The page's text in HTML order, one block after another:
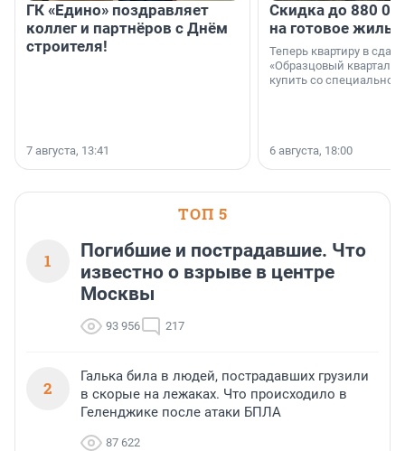
ГК «Едино» поздравляет
коллег и партнёров с Днём
строителя!
7 августа, 13:41
Скидка до 880
на готовое
Теперь квартиру в
«Образцовый квартал
купить со специальной
6 августа, 18:00
ТОП 5
1
Погибшие и пострадавшие. Что
известно о взрыве в центре
Москвы
93 956 217
2
Галька била в людей, пострадавших грузили
в скорые на лежаках. Что происходило в
Геленджике после атаки БПЛА
87 622